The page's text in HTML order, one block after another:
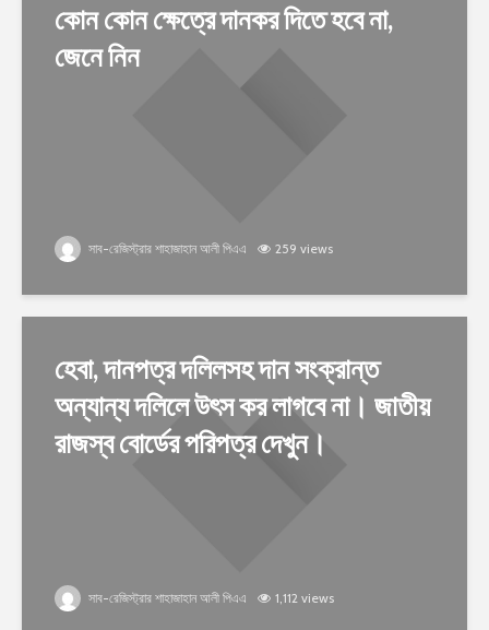
কোন কোন ক্ষেত্রে দানকর দিতে হবে না,
জেনে নিন
সাব-রেজিস্ট্রার শাহাজাহান আলী পিএএ 259 views
হেবা, দানপত্র দলিলসহ দান সংক্রান্ত
অন্যান্য দলিলে উৎস কর লাগবে না। জাতীয়
রাজস্ব বোর্ডের পরিপত্র দেখুন।
সাব-রেজিস্ট্রার শাহাজাহান আলী পিএএ 1,112 views